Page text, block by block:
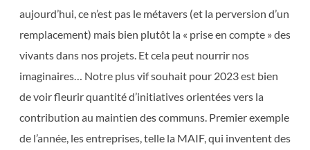
aujourd’hui, ce n’est pas le métavers (et la perversion d’un
remplacement) mais bien plutôt la « prise en compte » des
vivants dans nos projets. Et cela peut nourrir nos
imaginaires… Notre plus vif souhait pour 2023 est bien
de voir fleurir quantité d’initiatives orientées vers la
contribution au maintien des communs. Premier exemple
de l’année, les entreprises, telle la MAIF, qui inventent des